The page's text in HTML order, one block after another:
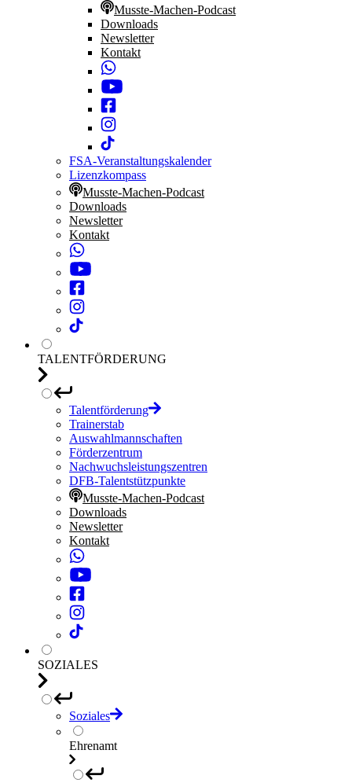
Musste-Machen-Podcast
Downloads
Newsletter
Kontakt
FSA-Veranstaltungskalender
Lizenzkompass
Musste-Machen-Podcast
Downloads
Newsletter
Kontakt
TALENTFÖRDERUNG
Talentförderung
Trainerstab
Auswahlmannschaften
Förderzentrum
Nachwuchsleistungszentren
DFB-Talentstützpunkte
Musste-Machen-Podcast
Downloads
Newsletter
Kontakt
SOZIALES
Soziales
Ehrenamt